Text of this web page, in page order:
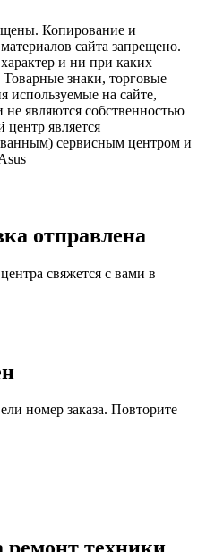
Копирование и
сайта запрещено.
и ни при каких
Товарные знаки, торговые
используемые на сайте,
являются собственностью
является
сервисным центром и
отправлена
свяжется с вами в
номер заказа. Повторите